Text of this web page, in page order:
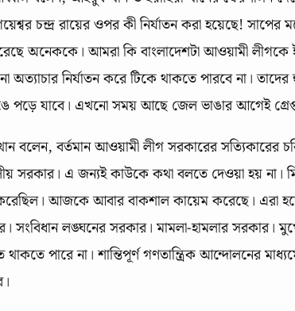
চন্দ্র রায়ের ওপর কী নির্যাতন করা হয়েছে!
অনেককে। আমরা কি বাংলাদেশটা আওয়ামী লীগকে
অত্যাচার নির্যাতন করে টিকে থাকতে পারবে না।
পড়ে যাবে। এখনো সময় আছে জেল ভাঙার আগেই
বর্তমান আওয়ামী লীগ সরকারের সত্যিকারের
সরকার। এ জন্যই কাউকে কথা বলতে দেওয়া হয় না।
আজকে আবার বাকশাল কায়েম করেছে। এরা
সংবিধান লঙ্ঘনের সরকার। মামলা-হামলার সরকার।
থাকতে পারে না। শান্তিপূর্ণ গণতান্ত্রিক আন্দোলনের